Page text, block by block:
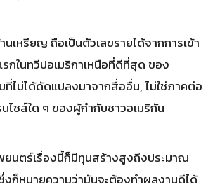
เหรียญ ถือเป็นตัวเลขรายได้จากการเข้า
กในทวีปอเมริกาเหนือที่ดีที่สุด ของ
ไม่ได้ดัดแปลงมาจากสื่ออื่น, ไม่ใช่ภาคต่อ
นไชส์ใด ๆ ของผู้กำกับชาวอเมริกัน
ยนตร์เรื่องนี้ก็มีทุนสร้างสูงถึงประมาณ
งก็หมายความว่ามันจะต้องทำผลงานดีได้